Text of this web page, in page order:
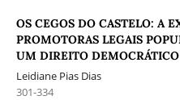
OS CEGOS DO CASTELO: A
PROMOTORAS LEGAIS
UM DIREITO DEMOCRÁTICO
Leidiane Pias Dias
301-334